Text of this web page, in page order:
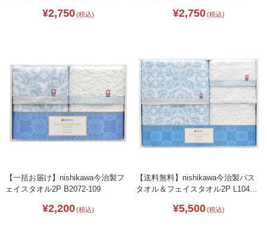
¥2,750(税込) ¥2,750(税込)
【一括お届け】nishikawa今治製フ
ェイスタオル2P B2072-109
¥2,200(税込)
【送料無料】nishikawa今治製バス
タオル＆フェイスタオル2P L1041-
¥5,500(税込)